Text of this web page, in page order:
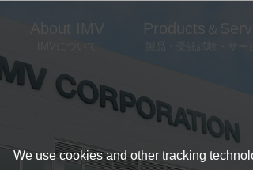
About IMV
IMVについて
Products ＆
製品・受託試験・サー
We use cookies and other tracking